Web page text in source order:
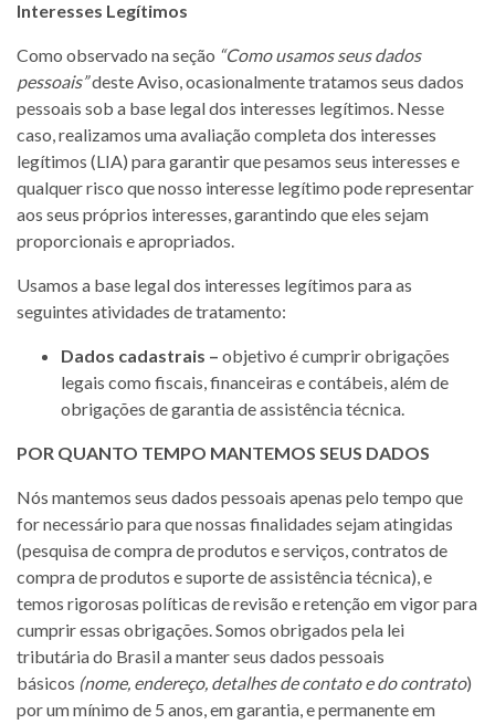
Interesses Legítimos
Como observado na seção “Como usamos seus dados
pessoais”deste Aviso, ocasionalmente tratamos seus dados
pessoais sob a base legal dos interesses legítimos. Nesse
caso, realizamos uma avaliação completa dos interesses
legítimos (LIA) para garantir que pesamos seus interesses e
qualquer risco que nosso interesse legítimo pode representar
aos seus próprios interesses, garantindo que eles sejam
proporcionais e apropriados.
Usamos a base legal dos interesses legítimos para as
seguintes atividades de tratamento:
Dados cadastrais – objetivo é cumprir obrigações
legais como fiscais, financeiras e contábeis, além de
obrigações de garantia de assistência técnica.
POR QUANTO TEMPO MANTEMOS SEUS DADOS
Nós mantemos seus dados pessoais apenas pelo tempo que
for necessário para que nossas finalidades sejam atingidas
(pesquisa de compra de produtos e serviços, contratos de
compra de produtos e suporte de assistência técnica), e
temos rigorosas políticas de revisão e retenção em vigor para
cumprir essas obrigações. Somos obrigados pela lei
tributária do Brasil a manter seus dados pessoais
básicos (nome, endereço, detalhes de contato e do contrato)
por um mínimo de 5 anos, em garantia, e permanente em